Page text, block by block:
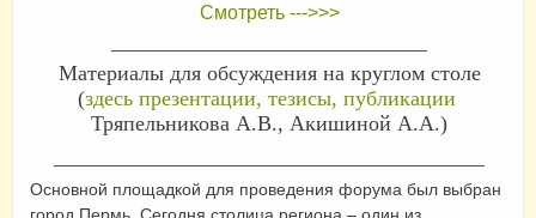
Смотреть --->>>
Материалы для обсуждения на круглом столе
(здесь презентации, тезисы, публикации
Тряпельникова А.В., Акишиной А.А.)
Основной площадкой для проведения форума был выбран
город Пермь. Сегодня столица региона – один из